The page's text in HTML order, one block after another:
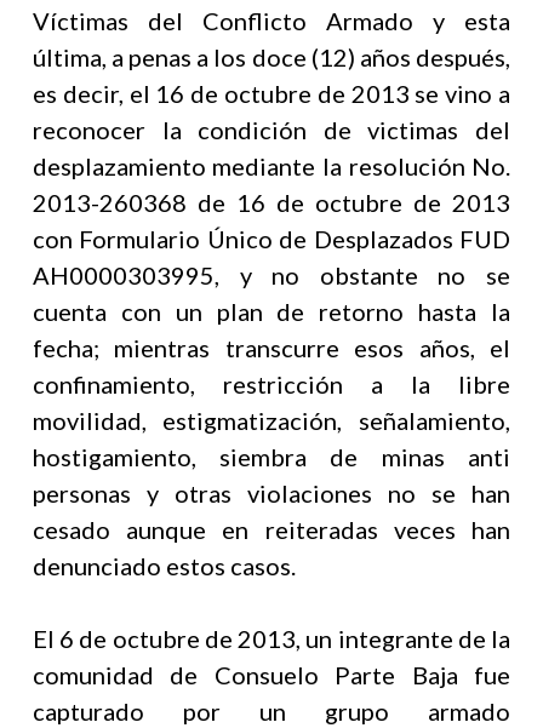
Víctimas del Conflicto Armado y esta
última, a penas a los doce (12) años después,
es decir, el 16 de octubre de 2013 se vino a
reconocer la condición de victimas del
desplazamiento mediante la resolución No.
2013-260368 de 16 de octubre de 2013
con Formulario Único de Desplazados FUD
AH0000303995, y no obstante no se
cuenta con un plan de retorno hasta la
fecha; mientras transcurre esos años, el
confinamiento, restricción a la libre
movilidad, estigmatización, señalamiento,
hostigamiento, siembra de minas anti
personas y otras violaciones no se han
cesado aunque en reiteradas veces han
denunciado estos casos.
El 6 de octubre de 2013, un integrante de la
comunidad de Consuelo Parte Baja fue
capturado por un grupo armado